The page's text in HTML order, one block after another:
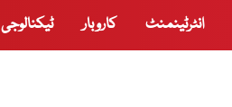
انٹرٹینمنٹ کاروبار ٹیکنالوجی